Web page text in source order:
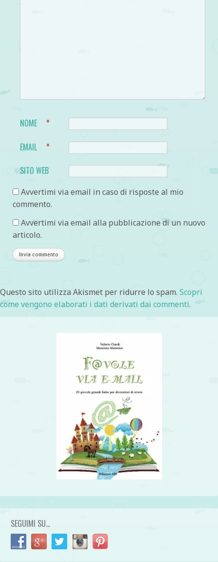
NOME *
EMAIL *
SITO WEB
Avvertimi via email in caso di risposte al mio
commento.
Avvertimi via email alla pubblicazione di un nuovo
articolo.
Questo sito utilizza Akismet per ridurre lo spam. Scopri
come vengono elaborati i dati derivati dai commenti.
SEGUIMI SU…